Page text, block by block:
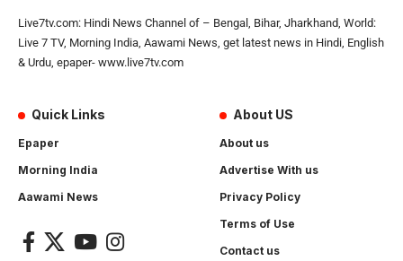
Live7tv.com: Hindi News Channel of – Bengal, Bihar, Jharkhand, World:
Live 7 TV, Morning India, Aawami News, get latest news in Hindi, English
& Urdu, epaper- www.live7tv.com
Quick Links
Epaper
Morning India
Aawami News
About US
About us
Advertise With us
Privacy Policy
Terms of Use
Contact us